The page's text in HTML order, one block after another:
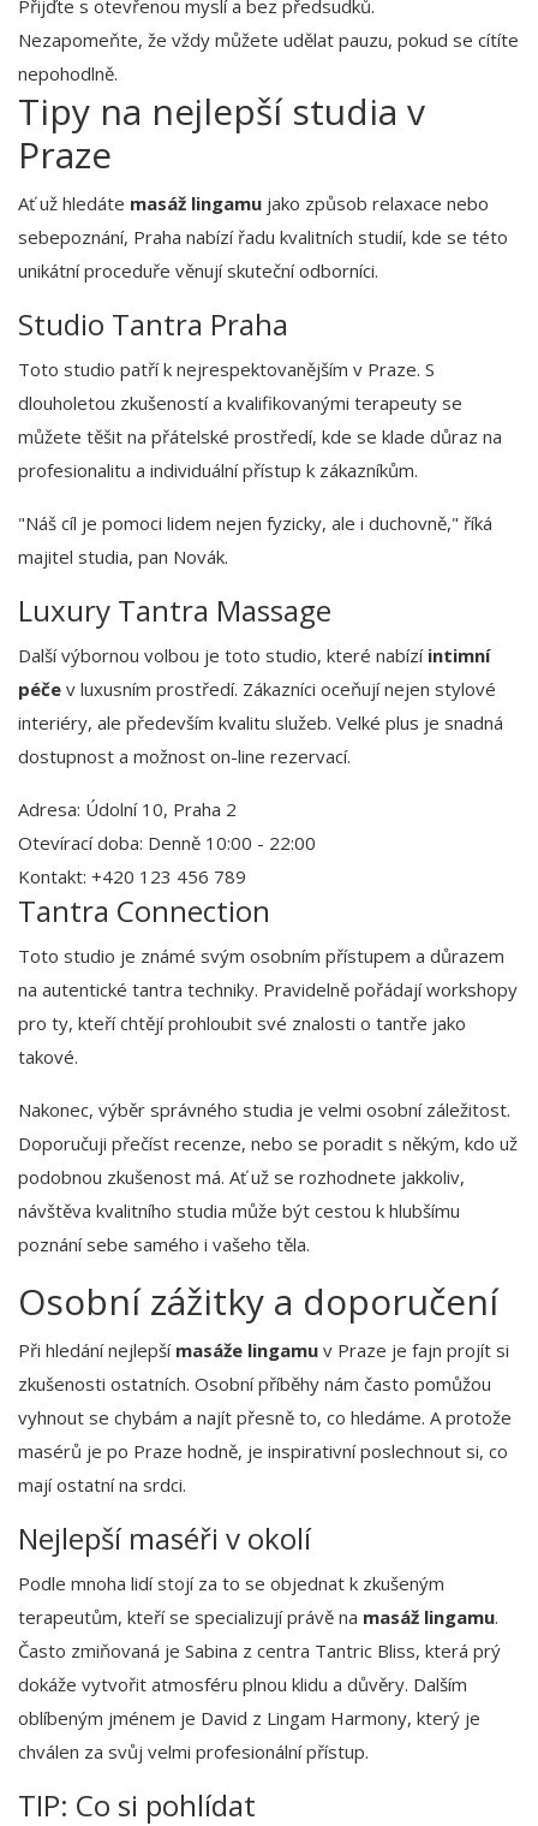
Přijďte s otevřenou myslí a bez předsudků.
Nezapomeňte, že vždy můžete udělat pauzu, pokud se cítíte
nepohodlně.
Tipy na nejlepší studia v
Praze
Ať už hledáte masáž lingamu jako způsob relaxace nebo
sebepoznání, Praha nabízí řadu kvalitních studií, kde se této
unikátní proceduře věnují skuteční odborníci.
Studio Tantra Praha
Toto studio patří k nejrespektovanějším v Praze. S
dlouholetou zkušeností a kvalifikovanými terapeuty se
můžete těšit na přátelské prostředí, kde se klade důraz na
profesionalitu a individuální přístup k zákazníkům.
"Náš cíl je pomoci lidem nejen fyzicky, ale i duchovně," říká
majitel studia, pan Novák.
Luxury Tantra Massage
Další výbornou volbou je toto studio, které nabízí intimní
péče v luxusním prostředí. Zákazníci oceňují nejen stylové
interiéry, ale především kvalitu služeb. Velké plus je snadná
dostupnost a možnost on-line rezervací.
Adresa: Údolní 10, Praha 2
Otevírací doba: Denně 10:00 - 22:00
Kontakt: +420 123 456 789
Tantra Connection
Toto studio je známé svým osobním přístupem a důrazem
na autentické tantra techniky. Pravidelně pořádají workshopy
pro ty, kteří chtějí prohloubit své znalosti o tantře jako
takové.
Nakonec, výběr správného studia je velmi osobní záležitost.
Doporučuji přečíst recenze, nebo se poradit s někým, kdo už
podobnou zkušenost má. Ať už se rozhodnete jakkoliv,
návštěva kvalitního studia může být cestou k hlubšímu
poznání sebe samého i vašeho těla.
Osobní zážitky a doporučení
Při hledání nejlepší masáže lingamu v Praze je fajn projít si
zkušenosti ostatních. Osobní příběhy nám často pomůžou
vyhnout se chybám a najít přesně to, co hledáme. A protože
masérů je po Praze hodně, je inspirativní poslechnout si, co
mají ostatní na srdci.
Nejlepší maséři v okolí
Podle mnoha lidí stojí za to se objednat k zkušeným
terapeutům, kteří se specializují právě na masáž lingamu.
Často zmiňovaná je Sabina z centra Tantric Bliss, která prý
dokáže vytvořit atmosféru plnou klidu a důvěry. Dalším
oblíbeným jménem je David z Lingam Harmony, který je
chválen za svůj velmi profesionální přístup.
TIP: Co si pohlídat